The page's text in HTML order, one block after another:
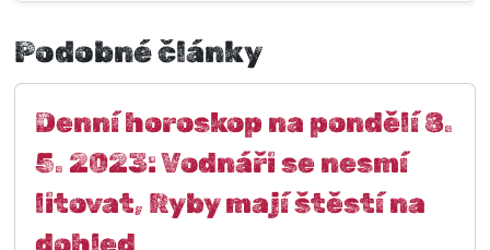
Podobné články
Denní horoskop na pondělí 8.
5. 2023: Vodnáři se nesmí
litovat, Ryby mají štěstí na